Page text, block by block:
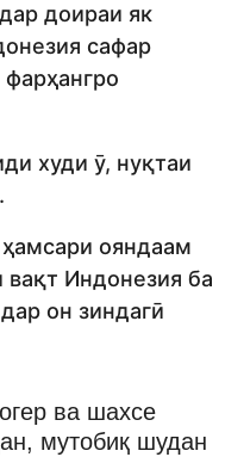
доираи як
сафар
худи ӯ, нуқтаи
ояндаам
Индонезия ба
он зиндагӣ
ва шахсе
мутобиқ шудан